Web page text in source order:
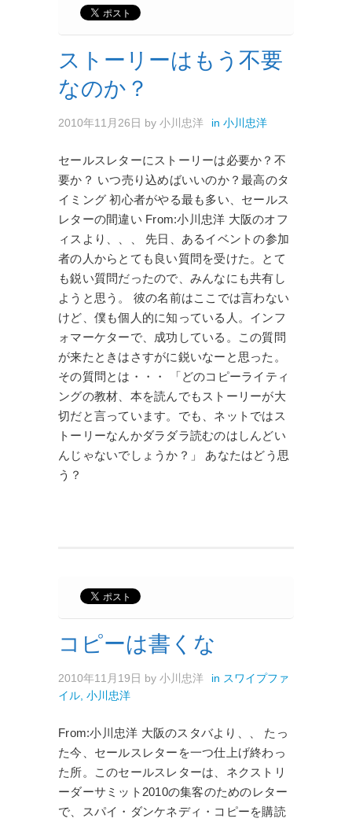
ストーリーはもう不要
なのか？
2010年11月26日 by 小川忠洋 in 小川忠洋
セールスレターにストーリーは必要か？不
要か？ いつ売り込めばいいのか？最高のタ
イミング 初心者がやる最も多い、セールス
レターの間違い From:小川忠洋 大阪のオフ
ィスより、、、 先日、あるイベントの参加
者の人からとても良い質問を受けた。とて
も鋭い質問だったので、みんなにも共有し
ようと思う。 彼の名前はここでは言わない
けど、僕も個人的に知っている人。インフ
ォマーケターで、成功している。この質問
が来たときはさすがに鋭いなーと思った。
その質問とは・・・ 「どのコピーライティ
ングの教材、本を読んでもストーリーが大
切だと言っています。でも、ネットではス
トーリーなんかダラダラ読むのはしんどい
んじゃないでしょうか？」 あなたはどう思
う？
コピーは書くな
2010年11月19日 by 小川忠洋 in スワイプファ
イル 小川忠洋
From:小川忠洋 大阪のスタバより、、 たっ
た今、セールスレターを一つ仕上げ終わっ
た所。このセールスレターは、ネクストリ
ーダーサミット2010の集客のためのレター
で、スパイ・ダンケネディ・コピーを購読